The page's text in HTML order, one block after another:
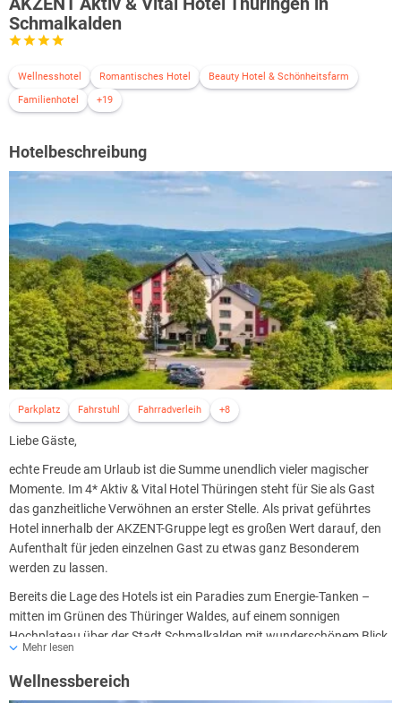
Schmalkalden
Wellnesshotel Romantisches Hotel
Beauty Hotel & Schönheitsfarm
Familienhotel
+19
Hotelbeschreibung
Parkplatz Fahrstuhl Fahrradverleih +8
Liebe Gäste,
echte Freude am Urlaub ist die Summe unendlich vieler magischer
Momente. Im 4* Aktiv & Vital Hotel Thüringen steht für Sie als Gast
das ganzheitliche Verwöhnen an erster Stelle. Als privat geführtes
Hotel innerhalb der AKZENT-Gruppe legt es großen Wert darauf, den
Aufenthalt für jeden einzelnen Gast zu etwas ganz Besonderem
werden zu lassen.
Bereits die Lage des Hotels ist ein Paradies zum Energie-Tanken –
mitten im Grünen des Thüringer Waldes, auf einem sonnigen
Hochplateau über der Stadt Schmalkalden mit wunderschönem Blick
über das Tal, sowie auf die Rhön und den Rennsteig. Ob Wanderer,
Mountainbiker oder Naturliebhaber – im Aktiv & Vital Hotel Thüringen
Mehr lesen
Wellnessbereich